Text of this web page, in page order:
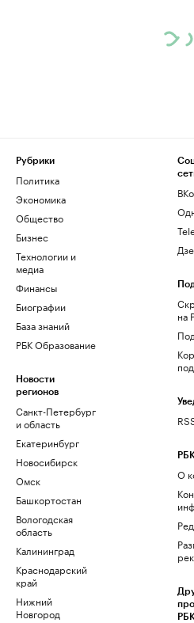
Рубрики
Политика
Экономика
Общество
Бизнес
Технологии и
медиа
Финансы
Биографии
База знаний
РБК Образование
Новости
регионов
Санкт-Петербург
и область
Екатеринбург
Новосибирск
Омск
Башкортостан
Вологодская
область
Калининград
Краснодарский
край
Нижний
Новгород
на
РБК
О
РБК